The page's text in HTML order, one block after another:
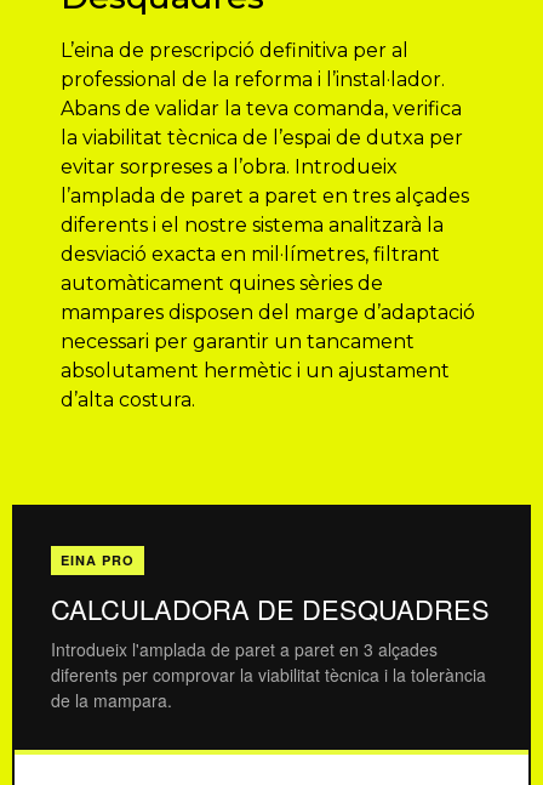
L’eina de prescripció definitiva per al
professional de la reforma i l’instal·lador.
Abans de validar la teva comanda, verifica
la viabilitat tècnica de l’espai de dutxa per
evitar sorpreses a l’obra. Introdueix
l’amplada de paret a paret en tres alçades
diferents i el nostre sistema analitzarà la
desviació exacta en mil·límetres, filtrant
automàticament quines sèries de
mampares disposen del marge d’adaptació
necessari per garantir un tancament
absolutament hermètic i un ajustament
d’alta costura.
EINA PRO
CALCULADORA DE DESQUADRES
Introdueix l'amplada de paret a paret en 3 alçades
diferents per comprovar la viabilitat tècnica i la tolerància
de la mampara.